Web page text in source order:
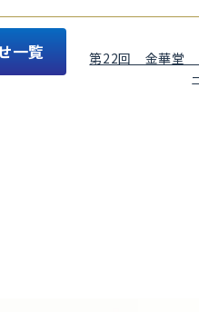
一覧
第22回 金華堂